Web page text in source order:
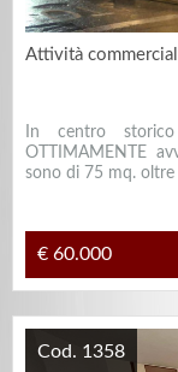
Attività
In centro
OTTIMAMENTE
sono di 75 mq. oltre
€ 60.000
Cod. 1358